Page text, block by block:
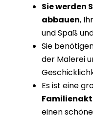
Sie werden
abbauen,
und Spaß
Sie
der Malerei
Es ist eine
einen